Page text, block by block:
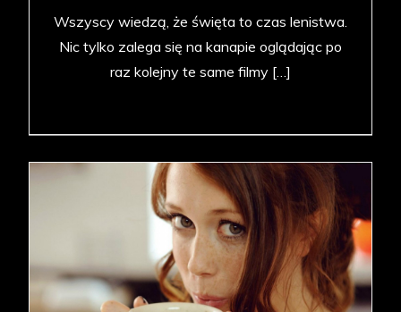
Wszyscy wiedzą, że święta to czas lenistwa.
Nic tylko zalega się na kanapie oglądając po
raz kolejny te same filmy […]